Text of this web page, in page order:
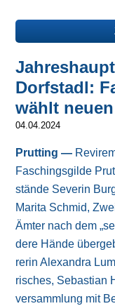
Dorfstadl:
wählt
04.04.2024
Prutting —
Faschingsgilde
stän­de Severin
Marita Schmid,
Ämter nach dem
de­re Hände
re­rin Alexandra
ri­sches, Sebastian
ver­samm­lung mit